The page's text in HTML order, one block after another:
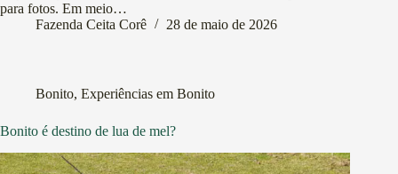
para fotos. Em meio…
Fazenda Ceita Corê
28 de maio de 2026
Bonito, Experiências em Bonito
Bonito é destino de lua de mel?